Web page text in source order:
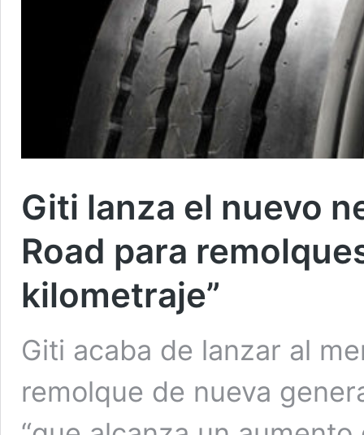
Giti lanza el nuevo
Road para
kilometraje”
Giti acaba de lanzar al
remolque de nueva